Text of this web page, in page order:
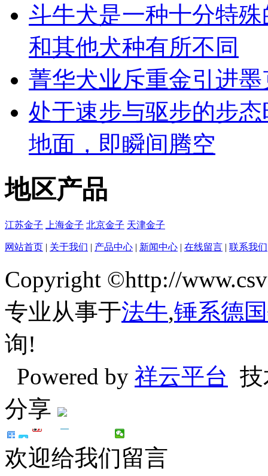
斗牛犬是一种十分特
和其他犬种有所不同
菁华犬业斥重金引进墨
处于速步与驱步的步
地面，即瞬间腾空
地区产品
江苏金子 上海金子 北京金子 天津金子
网站首页 | 关于我们 | 产品中心 | 新闻中心 | 在线留言 | 联系我们
Copyright ©http://
专业从事于法牛,锤系德
询!
Powered by 祥云平台
分享
欢迎给我们留言